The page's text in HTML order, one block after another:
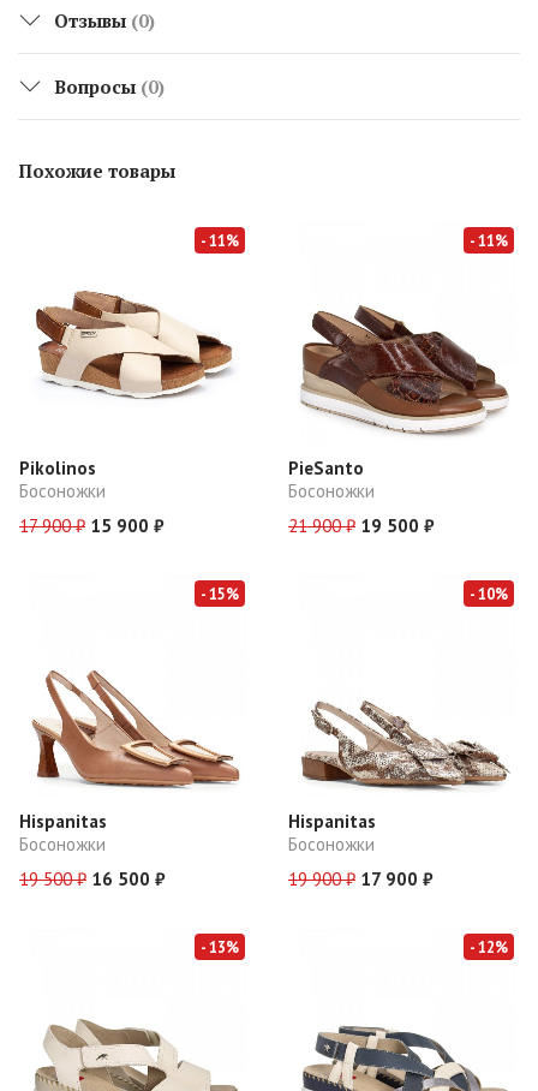
Отзывы (0)
Вопросы (0)
Похожие товары
- 11%
Pikolinos
Босоножки
17 900 ₽ 15 900 ₽
- 11%
PieSanto
Босоножки
21 900 ₽ 19 500 ₽
- 15%
Hispanitas
Босоножки
19 500 ₽ 16 500 ₽
- 10%
Hispanitas
Босоножки
19 900 ₽ 17 900 ₽
- 13% - 12%